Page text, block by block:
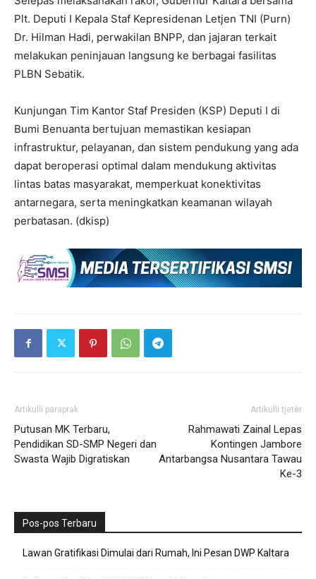
Plt. Deputi I Kepala Staf Kepresidenan Letjen TNI (Purn)
Dr. Hilman Hadi, perwakilan BNPP, dan jajaran terkait
melakukan peninjauan langsung ke berbagai fasilitas
PLBN Sebatik.
Kunjungan Tim Kantor Staf Presiden (KSP) Deputi I di
Bumi Benuanta bertujuan memastikan kesiapan
infrastruktur, pelayanan, dan sistem pendukung yang ada
dapat beroperasi optimal dalam mendukung aktivitas
lintas batas masyarakat, memperkuat konektivitas
antarnegara, serta meningkatkan keamanan wilayah
perbatasan. (dkisp)
Artikulli paraprak
Putusan MK Terbaru,
Pendidikan SD-SMP Negeri dan
Swasta Wajib Digratiskan
Artikulli tjetër
Rahmawati Zainal Lepas
Kontingen Jambore
Antarbangsa Nusantara Tawau
Ke-3
Pos-pos Terbaru
Lawan Gratifikasi Dimulai dari Rumah, Ini Pesan DWP Kaltara